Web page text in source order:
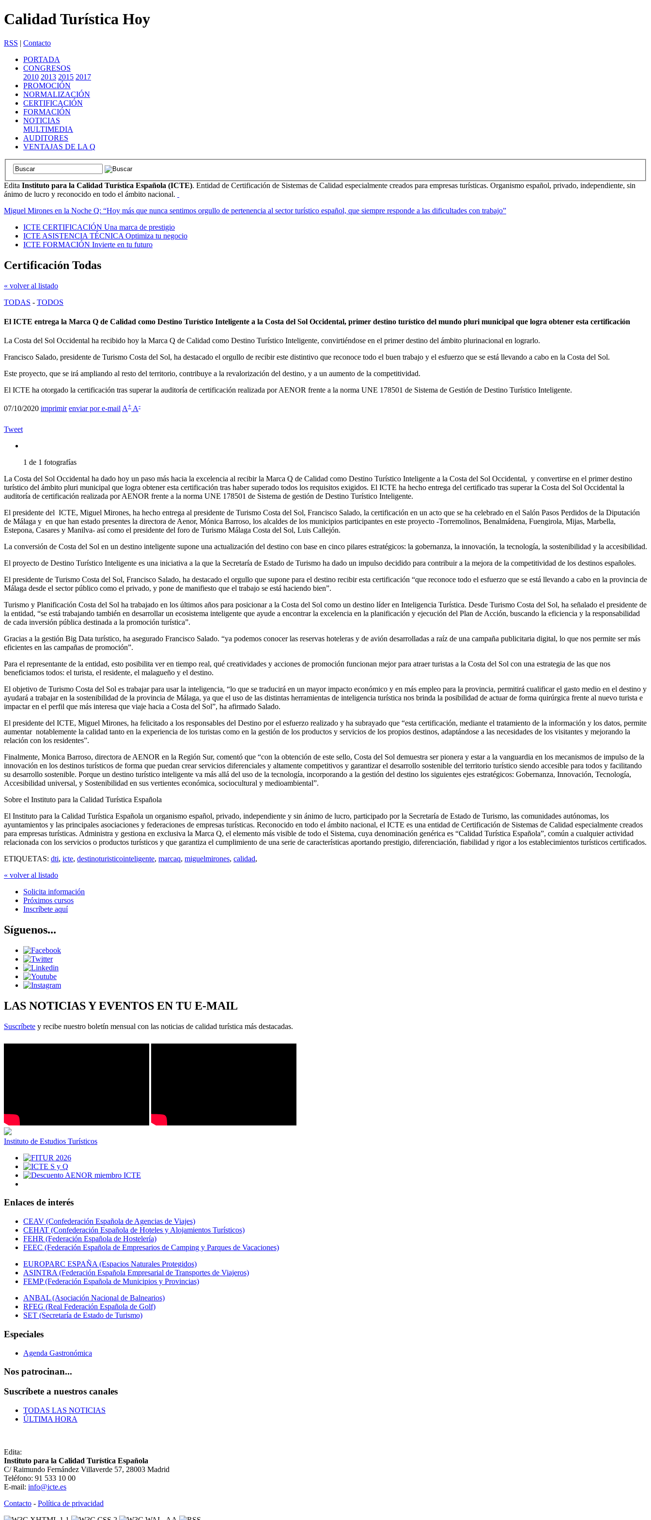
Calidad Turística Hoy
RSS | Contacto
PORTADA
CONGRESOS
2010 2013 2015 2017
PROMOCIÓN
NORMALIZACIÓN
CERTIFICACIÓN
FORMACIÓN
NOTICIAS
MULTIMEDIA
AUDITORES
VENTAJAS DE LA Q
Edita Instituto para la Calidad Turística Española (ICTE). Entidad de Certificación de Sistemas de Calidad especialmente creados para empresas turísticas. Organismo español, privado, independiente, sin
ánimo de lucro y reconocido en todo el ámbito nacional.
Miguel Mirones en la Noche Q: “Hoy más que nunca sentimos orgullo de pertenencia al sector turístico español, que siempre responde a las dificultades con trabajo”
ICTE CERTIFICACIÓN Una marca de prestigio
ICTE ASISTENCIA TÉCNICA Optimiza tu negocio
ICTE FORMACIÓN Invierte en tu futuro
Certificación Todas
« volver al listado
TODAS - TODOS
El ICTE entrega la Marca Q de Calidad como Destino Turístico Inteligente a la Costa del Sol Occidental, primer destino turístico del mundo pluri municipal que logra obtener esta certificación
La Costa del Sol Occidental ha recibido hoy la Marca Q de Calidad como Destino Turístico Inteligente, convirtiéndose en el primer destino del ámbito plurinacional en lograrlo.
Francisco Salado, presidente de Turismo Costa del Sol, ha destacado el orgullo de recibir este distintivo que reconoce todo el buen trabajo y el esfuerzo que se está llevando a cabo en la Costa del Sol.
Este proyecto, que se irá ampliando al resto del territorio, contribuye a la revalorización del destino, y a un aumento de la competitividad.
El ICTE ha otorgado la certificación tras superar la auditoría de certificación realizada por AENOR frente a la norma UNE 178501 de Sistema de Gestión de Destino Turístico Inteligente.
07/10/2020 imprimir enviar por e-mail A+ A-
Tweet
1 de 1 fotografías
La Costa del Sol Occidental ha dado hoy un paso más hacia la excelencia al recibir la Marca Q de Calidad como Destino Turístico Inteligente a la Costa del Sol Occidental, y convertirse en el primer destino
turístico del ámbito pluri municipal que logra obtener esta certificación tras haber superado todos los requisitos exigidos. El ICTE ha hecho entrega del certificado tras superar la Costa del Sol Occidental la
auditoría de certificación realizada por AENOR frente a la norma UNE 178501 de Sistema de gestión de Destino Turístico Inteligente.
El presidente del ICTE, Miguel Mirones, ha hecho entrega al presidente de Turismo Costa del Sol, Francisco Salado, la certificación en un acto que se ha celebrado en el Salón Pasos Perdidos de la Diputación
de Málaga y en que han estado presentes la directora de Aenor, Mónica Barroso, los alcaldes de los municipios participantes en este proyecto -Torremolinos, Benalmádena, Fuengirola, Mijas, Marbella,
Estepona, Casares y Manilva- así como el presidente del foro de Turismo Málaga Costa del Sol, Luis Callejón.
La conversión de Costa del Sol en un destino inteligente supone una actualización del destino con base en cinco pilares estratégicos: la gobernanza, la innovación, la tecnología, la sostenibilidad y la accesibilidad.
El proyecto de Destino Turístico Inteligente es una iniciativa a la que la Secretaría de Estado de Turismo ha dado un impulso decidido para contribuir a la mejora de la competitividad de los destinos españoles.
El presidente de Turismo Costa del Sol, Francisco Salado, ha destacado el orgullo que supone para el destino recibir esta certificación “que reconoce todo el esfuerzo que se está llevando a cabo en la provincia de
Málaga desde el sector público como el privado, y pone de manifiesto que el trabajo se está haciendo bien”.
Turismo y Planificación Costa del Sol ha trabajado en los últimos años para posicionar a la Costa del Sol como un destino líder en Inteligencia Turística. Desde Turismo Costa del Sol, ha señalado el presidente de
la entidad, “se está trabajando también en desarrollar un ecosistema inteligente que ayude a encontrar la excelencia en la planificación y ejecución del Plan de Acción, buscando la eficiencia y la responsabilidad
de cada inversión pública destinada a la promoción turística”.
Gracias a la gestión Big Data turístico, ha asegurado Francisco Salado. “ya podemos conocer las reservas hoteleras y de avión desarrolladas a raíz de una campaña publicitaria digital, lo que nos permite ser más
eficientes en las campañas de promoción”.
Para el representante de la entidad, esto posibilita ver en tiempo real, qué creatividades y acciones de promoción funcionan mejor para atraer turistas a la Costa del Sol con una estrategia de las que nos
beneficiamos todos: el turista, el residente, el malagueño y el destino.
El objetivo de Turismo Costa del Sol es trabajar para usar la inteligencia, “lo que se traducirá en un mayor impacto económico y en más empleo para la provincia, permitirá cualificar el gasto medio en el destino y
ayudará a trabajar en la sostenibilidad de la provincia de Málaga, ya que el uso de las distintas herramientas de inteligencia turística nos brinda la posibilidad de actuar de forma quirúrgica frente al nuevo turista e
impactar en el perfil que más interesa que viaje hacia a Costa del Sol”, ha afirmado Salado.
El presidente del ICTE, Miguel Mirones, ha felicitado a los responsables del Destino por el esfuerzo realizado y ha subrayado que “esta certificación, mediante el tratamiento de la información y los datos, permite
aumentar notablemente la calidad tanto en la experiencia de los turistas como en la gestión de los productos y servicios de los propios destinos, adaptándose a las necesidades de los visitantes y mejorando la
relación con los residentes”.
Finalmente, Monica Barroso, directora de AENOR en la Región Sur, comentó que “con la obtención de este sello, Costa del Sol demuestra ser pionera y estar a la vanguardia en los mecanismos de impulso de la
innovación en los destinos turísticos de forma que puedan crear servicios diferenciales y altamente competitivos y garantizar el desarrollo sostenible del territorio turístico siendo accesible para todos y facilitando
su desarrollo sostenible. Porque un destino turístico inteligente va más allá del uso de la tecnología, incorporando a la gestión del destino los siguientes ejes estratégicos: Gobernanza, Innovación, Tecnología,
Accesibilidad universal, y Sostenibilidad en sus vertientes económica, sociocultural y medioambiental”.
Sobre el Instituto para la Calidad Turística Española
El Instituto para la Calidad Turística Española un organismo español, privado, independiente y sin ánimo de lucro, participado por la Secretaría de Estado de Turismo, las comunidades autónomas, los
ayuntamientos y las principales asociaciones y federaciones de empresas turísticas. Reconocido en todo el ámbito nacional, el ICTE es una entidad de Certificación de Sistemas de Calidad especialmente creados
para empresas turísticas. Administra y gestiona en exclusiva la Marca Q, el elemento más visible de todo el Sistema, cuya denominación genérica es “Calidad Turística Española”, común a cualquier actividad
relacionada con los servicios o productos turísticos y que garantiza el cumplimiento de una serie de características aportando prestigio, diferenciación, fiabilidad y rigor a los establecimientos turísticos certificados.
ETIQUETAS: dti, icte, destinoturisticointeligente, marcaq, miguelmirones, calidad,
« volver al listado
Solicita información
Próximos cursos
Inscríbete aquí
Síguenos...
LAS NOTICIAS Y EVENTOS EN TU E-MAIL
Suscríbete y recibe nuestro boletín mensual con las noticias de calidad turística más destacadas.
Instituto de Estudios Turísticos
Enlaces de interés
CEAV (Confederación Española de Agencias de Viajes)
CEHAT (Confederación Española de Hoteles y Alojamientos Turísticos)
FEHR (Federación Española de Hostelería)
FEEC (Federación Española de Empresarios de Camping y Parques de Vacaciones)
EUROPARC ESPAÑA (Espacios Naturales Protegidos)
ASINTRA (Federación Española Empresarial de Transportes de Viajeros)
FEMP (Federación Española de Municipios y Provincias)
ANBAL (Asociación Nacional de Balnearios)
RFEG (Real Federación Española de Golf)
SET (Secretaría de Estado de Turismo)
Especiales
Agenda Gastronómica
Nos patrocinan...
Suscríbete a nuestros canales
TODAS LAS NOTICIAS
ÚLTIMA HORA
Edita:
Instituto para la Calidad Turística Española
C/ Raimundo Fernández Villaverde 57, 28003 Madrid
Teléfono: 91 533 10 00
E-mail: info@icte.es
Contacto - Política de privacidad